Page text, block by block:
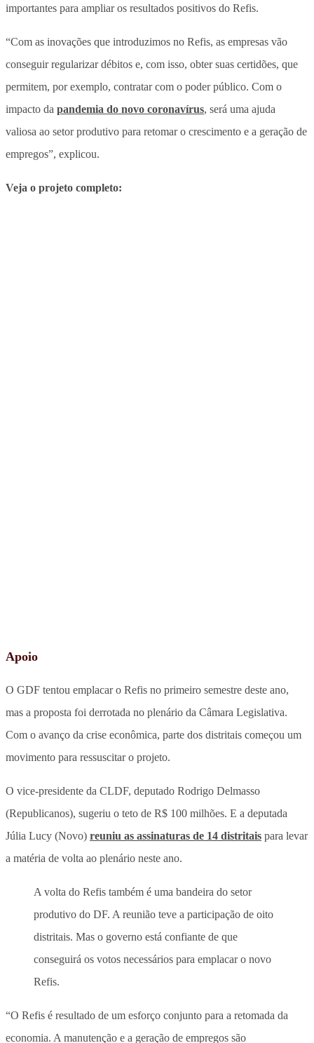
importantes para ampliar os resultados positivos do Refis.
“Com as inovações que introduzimos no Refis, as empresas vão
conseguir regularizar débitos e, com isso, obter suas certidões, que
permitem, por exemplo, contratar com o poder público. Com o
impacto da pandemia do novo coronavírus, será uma ajuda
valiosa ao setor produtivo para retomar o crescimento e a geração de
empregos”, explicou.
Veja o projeto completo:
Apoio
O GDF tentou emplacar o Refis no primeiro semestre deste ano,
mas a proposta foi derrotada no plenário da Câmara Legislativa.
Com o avanço da crise econômica, parte dos distritais começou um
movimento para ressuscitar o projeto.
O vice-presidente da CLDF, deputado Rodrigo Delmasso
(Republicanos), sugeriu o teto de R$ 100 milhões. E a deputada
Júlia Lucy (Novo) reuniu as assinaturas de 14 distritais para levar
a matéria de volta ao plenário neste ano.
A volta do Refis também é uma bandeira do setor
produtivo do DF. A reunião teve a participação de oito
distritais. Mas o governo está confiante de que
conseguirá os votos necessários para emplacar o novo
Refis.
“O Refis é resultado de um esforço conjunto para a retomada da
economia. A manutenção e a geração de empregos são